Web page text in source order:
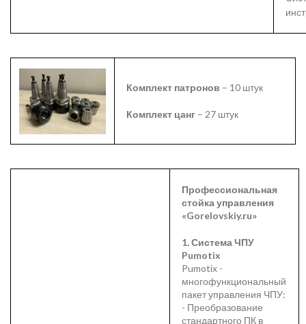
Комплект патронов – 10 штук
Комплект цанг – 27 штук
Профессиональная
стойка управления
«Gorelovskiy.ru»
1. Система ЧПУ
Pumotix
Pumotix -
многофункциональный
пакет управления ЧПУ:
- Преобразование
стандартного ПК в